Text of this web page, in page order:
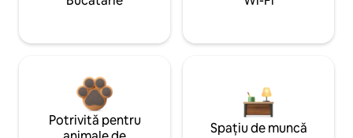
Potrivită pentru
Spațiu de muncă